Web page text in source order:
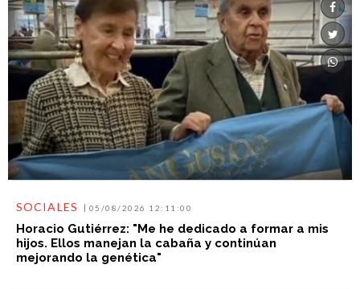
SOCIALES 05/08/2026 12:11:00
Horacio Gutiérrez: "Me he dedicado a formar a mis
hijos. Ellos manejan la cabaña y continúan
mejorando la genética"